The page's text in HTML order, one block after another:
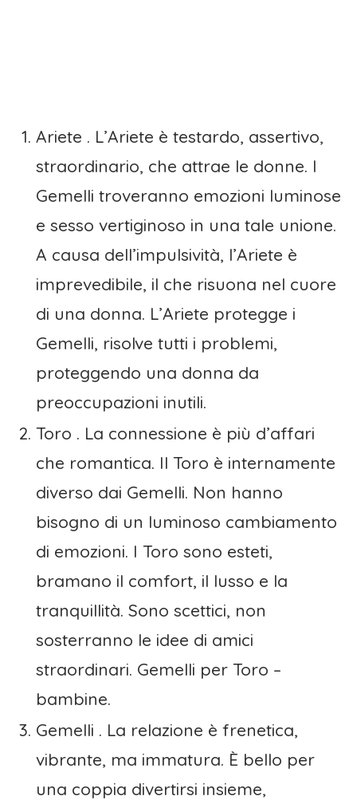
Ariete . L’Ariete è testardo, assertivo,
straordinario, che attrae le donne. I
Gemelli troveranno emozioni luminose
e sesso vertiginoso in una tale unione.
A causa dell’impulsività, l’Ariete è
imprevedibile, il che risuona nel cuore
di una donna. L’Ariete protegge i
Gemelli, risolve tutti i problemi,
proteggendo una donna da
preoccupazioni inutili.
Toro . La connessione è più d’affari
che romantica. Il Toro è internamente
diverso dai Gemelli. Non hanno
bisogno di un luminoso cambiamento
di emozioni. I Toro sono esteti,
bramano il comfort, il lusso e la
tranquillità. Sono scettici, non
sosterranno le idee di amici
straordinari. Gemelli per Toro –
bambine.
Gemelli . La relazione è frenetica,
vibrante, ma immatura. È bello per
una coppia divertirsi insieme,